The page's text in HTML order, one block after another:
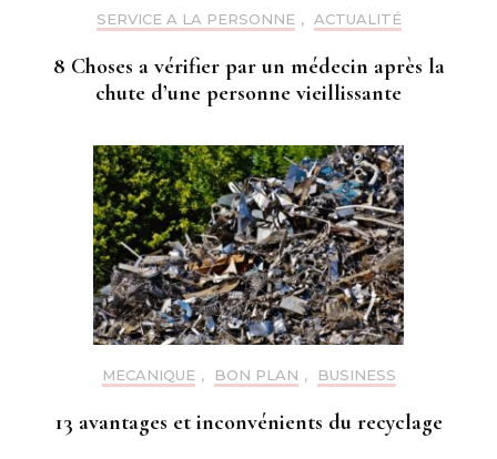
SERVICE A LA PERSONNE , ACTUALITÉ
8 Choses a vérifier par un médecin après la
chute d’une personne vieillissante
MECANIQUE , BON PLAN , BUSINESS
13 avantages et inconvénients du recyclage